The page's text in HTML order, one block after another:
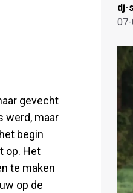
gevecht
werd, maar
begin
op. Het
te maken
op de
dj-